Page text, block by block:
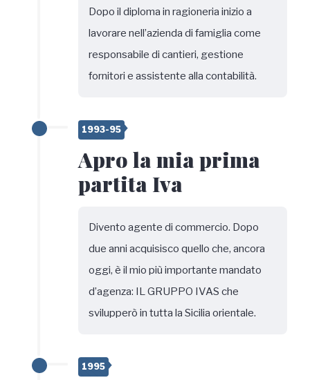
Dopo il diploma in ragioneria inizio a
lavorare nell’azienda di famiglia come
responsabile di cantieri, gestione
fornitori e assistente alla contabilità.
1993-95
Apro la mia prima
partita Iva
Divento agente di commercio. Dopo
due anni acquisisco quello che, ancora
oggi, è il mio più importante mandato
d’agenza: IL GRUPPO IVAS che
svilupperò in tutta la Sicilia orientale.
1995